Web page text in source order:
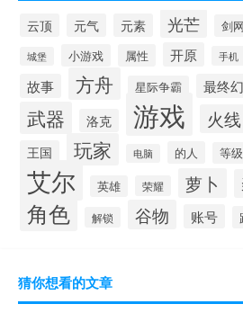
云顶 元气 元素 光芒 剑网
城堡 小游戏 属性 开原 手机
故事 方舟 星际争霸 最终
武器 洛克 游戏 火线
王国 玩家 电脑 的人 等级
艾尔 英雄 荣耀 萝卜
角色 解锁 谷物 账号
猜你想看的文章